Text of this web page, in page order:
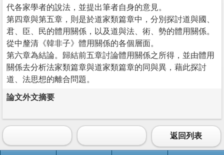
代各家學者的說法，並提出筆者自身的意見。
第四章與第五章，則是於道家類篇章中，分別探討道與國、
君、臣、民的體用關係，以及道與法、術、勢的體用關係。
從中釐清《韓非子》體用關係的各個層面。
第六章為結論。歸結前五章討論體用關係之所得，並由體用
關係去分析法家類篇章與道家類篇章的同與異，藉此探討
道、法思想的離合問題。
論文外文摘要
返回列表